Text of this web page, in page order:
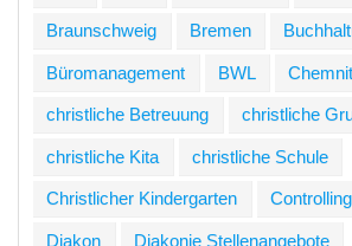
Braunschweig Bremen
Büromanagement BWL
christliche Betreuung christliche
christliche Kita christliche Schule
Christlicher Kindergarten Controlling
Diakon Diakonie Stellenangebote